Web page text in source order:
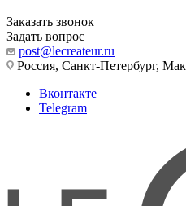
Заказать звонок
Задать вопрос
post@lecreateur.ru
Россия, Санкт-Петербург,
Вконтакте
Telegram